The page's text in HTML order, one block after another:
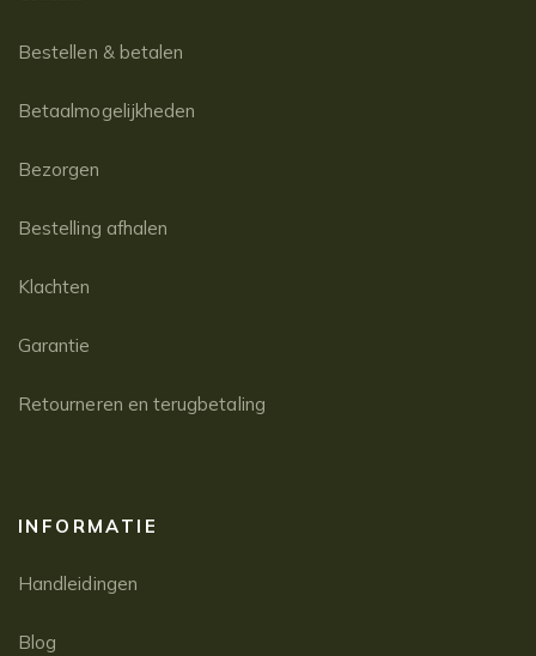
Bestellen & betalen
Betaalmogelijkheden
Bezorgen
Bestelling afhalen
Klachten
Garantie
Retourneren en terugbetaling
INFORMATIE
Handleidingen
Blog